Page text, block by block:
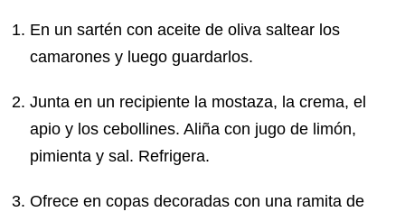
En un sartén con aceite de oliva saltear los
camarones y luego guardarlos.
Junta en un recipiente la mostaza, la crema, el
apio y los cebollines. Aliña con jugo de limón,
pimienta y sal. Refrigera.
Ofrece en copas decoradas con una ramita de